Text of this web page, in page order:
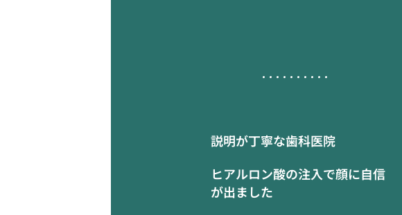
説明が丁寧な歯科医院
ヒアルロン酸の注入で顔に自信
が出ました